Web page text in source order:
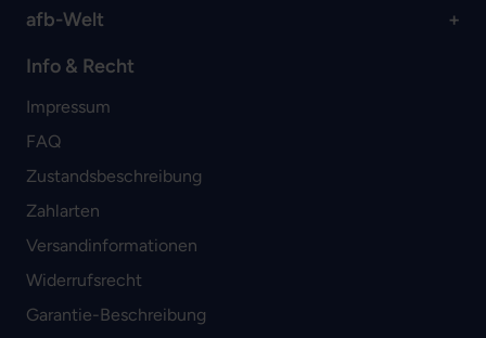
afb-Welt
Info & Recht
Impressum
FAQ
Zustandsbeschreibung
Zahlarten
Versandinformationen
Widerrufsrecht
Garantie-Beschreibung